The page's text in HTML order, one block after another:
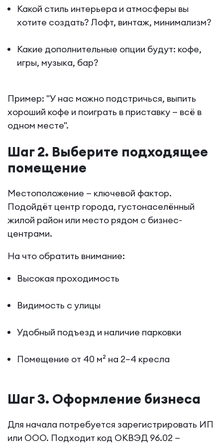
Какой стиль интерьера и атмосферы вы
хотите создать? Лофт, винтаж, минимализм?
Какие дополнительные опции будут: кофе,
игры, музыка, бар?
Пример: "У нас можно подстричься, выпить
хороший кофе и поиграть в приставку — всё в
одном месте".
Шаг 2. Выберите подходящее
помещение
Местоположение — ключевой фактор.
Подойдёт центр города, густонаселённый
жилой район или место рядом с бизнес-
центрами.
На что обратить внимание:
Высокая проходимость
Видимость с улицы
Удобный подъезд и наличие парковки
Помещение от 40 м² на 2–4 кресла
Шаг 3. Оформление бизнеса
Для начала потребуется зарегистрировать ИП
или ООО. Подходит код ОКВЭД 96.02 —